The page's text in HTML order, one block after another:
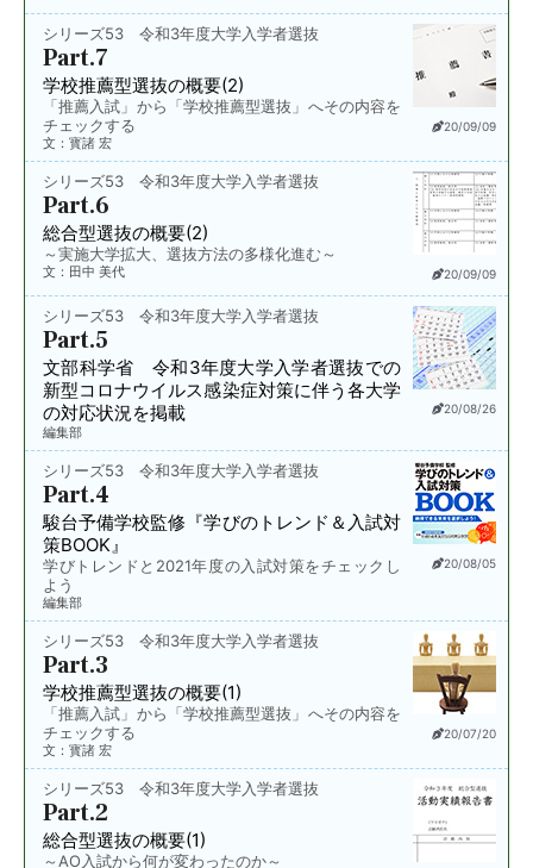
20/09/09
シリーズ53 令和3年度大学入学者選抜
Part.7
学校推薦型選抜の概要(2)
「推薦入試」から「学校推薦型選抜」へその内容を
チェックする
文：寳諸 宏
20/09/09
シリーズ53 令和3年度大学入学者選抜
Part.6
総合型選抜の概要(2)
～実施大学拡大、選抜方法の多様化進む～
文：田中 美代
20/08/26
シリーズ53 令和3年度大学入学者選抜
Part.5
文部科学省 令和3年度大学入学者選抜での
新型コロナウイルス感染症対策に伴う 各大学
の対応状況を掲載
編集部
20/08/05
シリーズ53 令和3年度大学入学者選抜
Part.4
駿台予備学校監修 『学びのトレンド＆入試対
策BOOK』
学びトレンドと2021年度の入試対策をチェックし
よう
編集部
20/07/20
シリーズ53 令和3年度大学入学者選抜
Part.3
学校推薦型選抜の概要(1)
「推薦入試」から「学校推薦型選抜」へその内容を
チェックする
文：寳諸 宏
シリーズ53 令和3年度大学入学者選抜
Part.2
総合型選抜の概要(1)
～AO入試から何が変わったのか～